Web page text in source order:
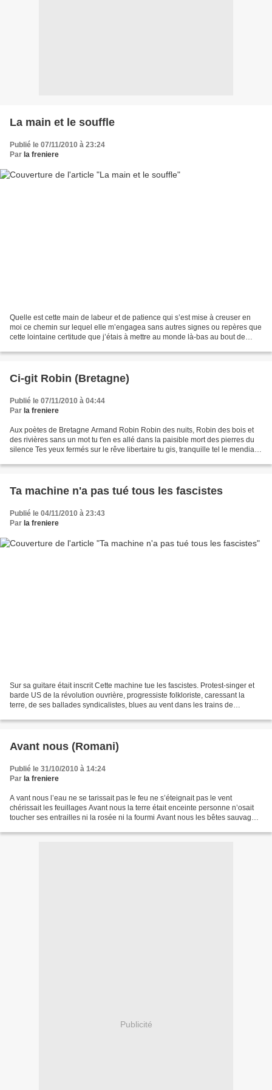
La main et le souffle
Publié le 07/11/2010 à 23:24
Par la freniere
Quelle est cette main de labeur et de patience qui s’est mise à creuser en
moi ce chemin sur lequel elle m’engagea sans autres signes ou repères que
cette lointaine certitude que j’étais à mettre au monde là-bas au bout de
Ci-git Robin (Bretagne)
Publié le 07/11/2010 à 04:44
Par la freniere
Aux poètes de Bretagne Armand Robin Robin des nuits, Robin des bois et
des rivières sans un mot tu t'en es allé dans la paisible mort des pierres du
silence Tes yeux fermés sur le rêve libertaire tu gis, tranquille tel le mendiant
Ta machine n'a pas tué tous les fascistes
Publié le 04/11/2010 à 23:43
Par la freniere
Sur sa guitare était inscrit Cette machine tue les fascistes. Protest-singer et
barde US de la révolution ouvrière, progressiste folkloriste, caressant la
terre, de ses ballades syndicalistes, blues au vent dans les trains de
Avant nous (Romani)
Publié le 31/10/2010 à 14:24
Par la freniere
A vant nous l’eau ne se tarissait pas le feu ne s’éteignait pas le vent
chérissait les feuillages Avant nous la terre était enceinte personne n’osait
toucher ses entrailles ni la rosée ni la fourmi Avant nous les bêtes sauvages
Publicité